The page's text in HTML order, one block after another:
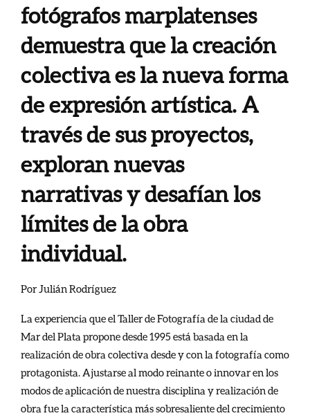
fotógrafos marplatenses
demuestra que la creación
colectiva es la nueva forma
de expresión artística. A
través de sus proyectos,
exploran nuevas
narrativas y desafían los
límites de la obra
individual.
Por Julián Rodríguez
La experiencia que el Taller de Fotografía de la ciudad de
Mar del Plata propone desde 1995 está basada en la
realización de obra colectiva desde y con la fotografía como
protagonista. Ajustarse al modo reinante o innovar en los
modos de aplicación de nuestra disciplina y realización de
obra fue la característica más sobresaliente del crecimiento